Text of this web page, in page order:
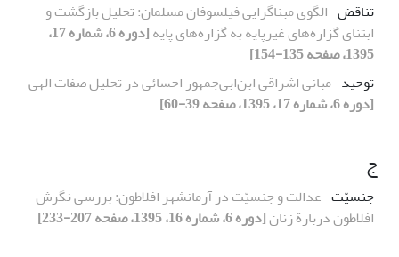
تناقض الگوی مبناگرایی فیلسوفان مسلمان: تحلیل بازگشت و
ابتنای گزاره‌های غیرپایه به گزاره‌های پایه
[دوره 6، شماره 17،
1395، صفحه 135-154]
توحید مبانی اشراقی ابن‌ابی‌جمهور احسائی در تحلیل صفات الهی
[دوره 6، شماره 17، 1395، صفحه 39-60]
ج
جنسیّت عدالت و جنسیّت در آرمانشهر افلاطون: بررسی نگرش
افلاطون دربارة زنان[دوره 6، شماره 16، 1395، صفحه 207-233]